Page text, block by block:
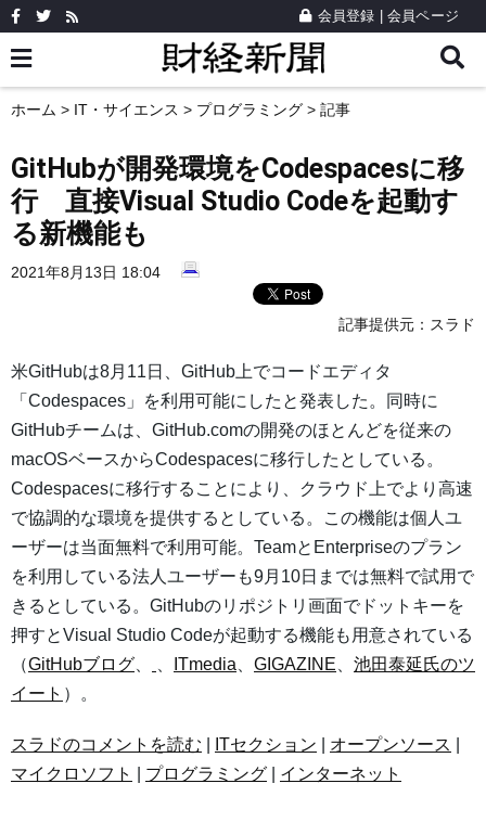
会員登録 会員ページ
ホーム > IT・サイエンス > プログラミング > 記事
GitHubが開発環境をCodespacesに移
行 直接Visual Studio Codeを起動す
る新機能も
2021年8月13日 18:04
記事提供元： スラド
米GitHubは8月11日、GitHub上でコードエディタ
「Codespaces」を利用可能にしたと発表した。同時に
GitHubチームは、GitHub.comの開発のほとんどを従来の
macOSベースからCodespacesに移行したとしている。
Codespacesに移行することにより、クラウド上でより高速
で協調的な環境を提供するとしている。この機能は個人ユ
ーザーは当面無料で利用可能。TeamとEnterpriseのプラン
を利用している法人ユーザーも9月10日までは無料で試用で
きるとしている。GitHubのリポジトリ画面でドットキーを
押すとVisual Studio Codeが起動する機能も用意されている
（GitHubブログ ITmedia GIGAZINE
池田泰延氏のツ
イート ）。
スラドのコメントを読む ITセクション オープンソース
マイクロソフト
プログラミング インターネット